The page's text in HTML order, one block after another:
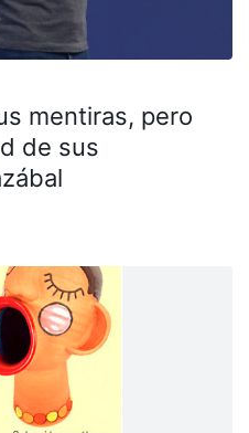
mentiras, pero
de sus